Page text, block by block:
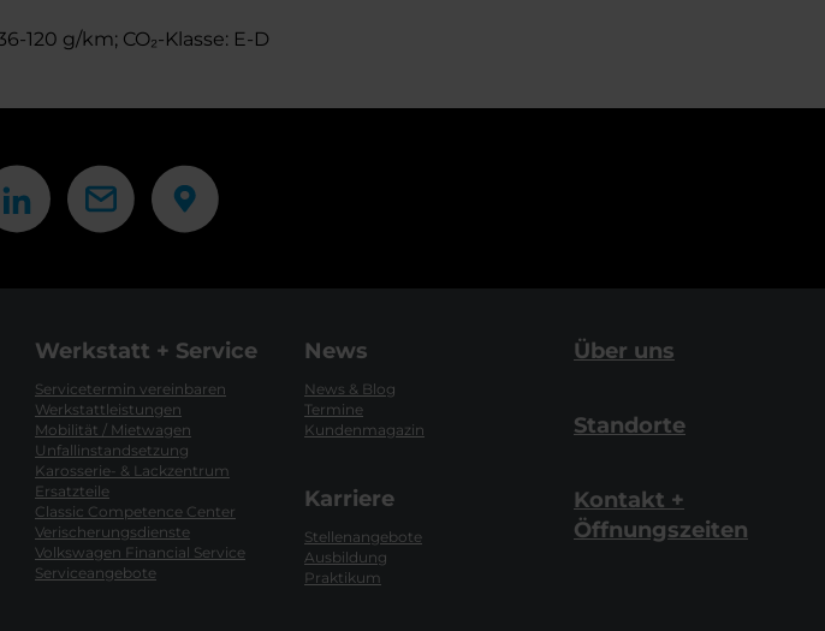
120 g/km; CO₂-Klasse: E-D
Werkstatt + Service
Servicetermin vereinbaren
Werkstattleistungen
Mobilität / Mietwagen
Unfallinstandsetzung
Karosserie- & Lackzentrum
Ersatzteile
Classic Competence Center
Verischerungsdienste
Volkswagen Financial Service
Serviceangebote
News
News & Blog
Termine
Kundenmagazin
Karriere
Stellenangebote
Ausbildung
Praktikum
Über uns
Standorte
Kontakt +
Öffnungszeiten